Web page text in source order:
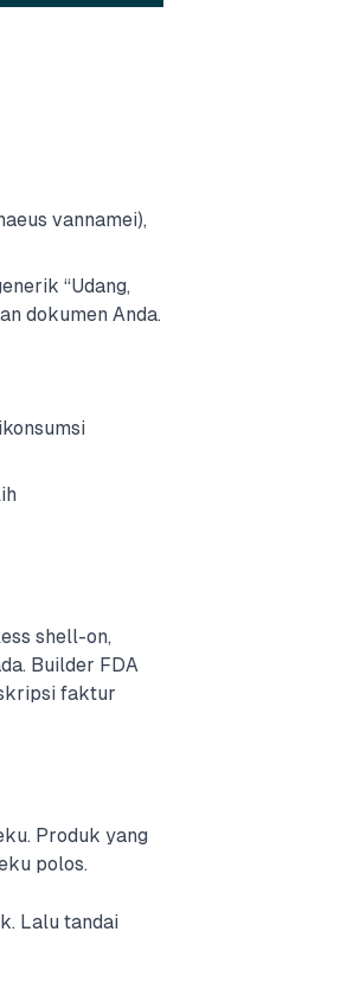
vannamei),
“Udang,
dokumen Anda.
shell-on,
Builder FDA
faktur
Produk yang
polos.
Lalu tandai